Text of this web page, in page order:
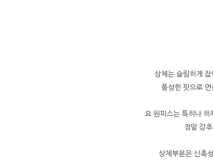
상체는 슬림하게
풍성한 핏으로
요 원피스는 특히나 하
정말 강
상체부분은 신축